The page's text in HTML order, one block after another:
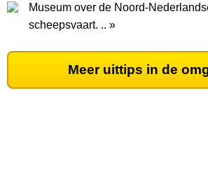
Museum over de Noord-
scheepsvaart. .. »
Meer uittips in de